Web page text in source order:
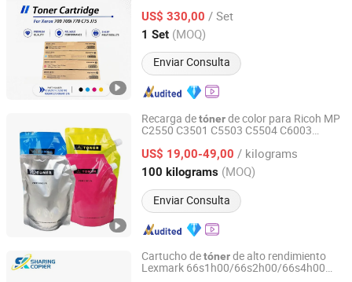
006r01377 006r01378006r01379
006r01380 006r01381 006r01382
006r01383
US$ 330,00 / Set
1 Set (MOQ)
Enviar Consulta
Guangdong, China Desde 2022
Recarga detónerde color para Ricoh MP
C2550 C3501 C5503 C5504 C6003
4500 6000 3500 2500 3000 2000
de fotocopiadora
US$ 19,00-49,00 / kilograms
100 kilograms (MOQ)
Enviar Consulta
Guangzhou Comstar Office Equipment Co., Ltd.
Guangdong, China Desde 2025
Cartucho detónerde alto rendimiento
Lexmark 66s1h00/66s2h00/66s4h00
Zhongshan Sharingcopier Technology Co., Ltd